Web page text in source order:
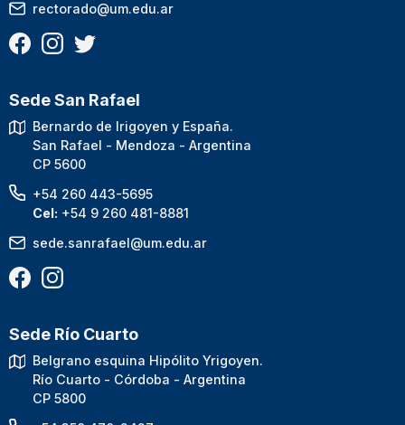
rectorado@um.edu.ar
Sede San Rafael
Bernardo de Irigoyen y España.
San Rafael - Mendoza - Argentina
CP 5600
+54 260 443-5695
Cel: +54 9 260 481-8881
sede.sanrafael@um.edu.ar
Sede Río Cuarto
Belgrano esquina Hipólito Yrigoyen.
Río Cuarto - Córdoba - Argentina
CP 5800